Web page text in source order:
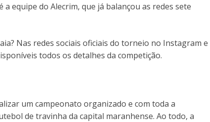
equipe do Alecrim, que já balançou as redes sete
Nas redes sociais oficiais do torneio no Instagram e
todos os detalhes da competição.
um campeonato organizado e com toda a
de travinha da capital maranhense. Ao todo, a